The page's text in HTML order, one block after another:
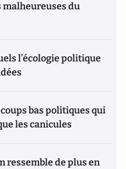
malheureuses du
l’écologie politique
bas politiques qui
les canicules
ressemble de plus en